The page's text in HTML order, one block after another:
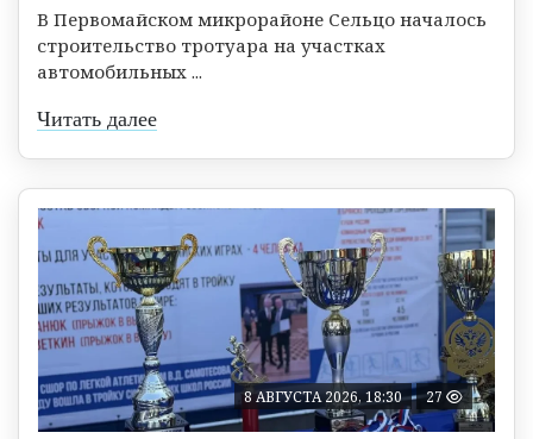
В Первомайском микрорайоне Сельцо началось
строительство тротуара на участках
автомобильных ...
Читать далее
8 АВГУСТА 2026, 18:30 27